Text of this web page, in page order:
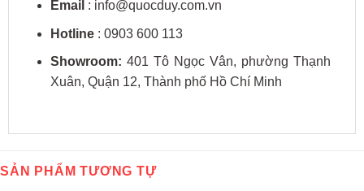
Email : info@quocduy.com.vn
Hotline: 0903 600 113
Showroom: 401 Tô Ngọc Vân, phường Thạnh
Xuân, Quận 12, Thành phố Hồ Chí Minh
SẢN PHẨM TƯƠNG TỰ